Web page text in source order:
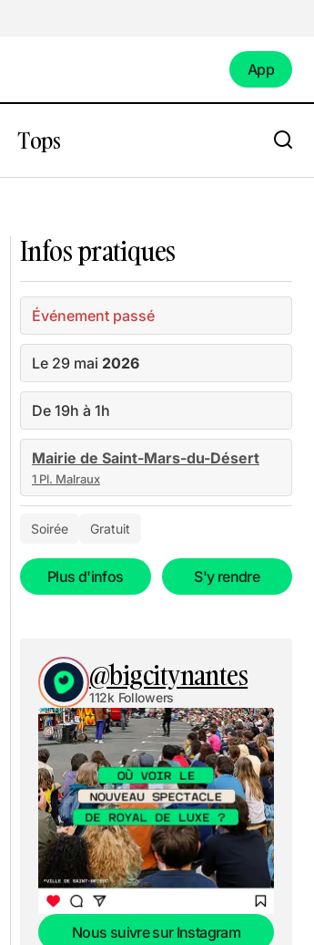
App
Tops
Infos pratiques
Événement passé
Le 29 mai 2026
De 19h à 1h
Mairie de Saint-Mars-du-Désert
1 Pl. Malraux
Soirée Gratuit
Plus d'infos S'y rendre
@bigcitynantes
112k Followers
Nous suivre sur Instagram